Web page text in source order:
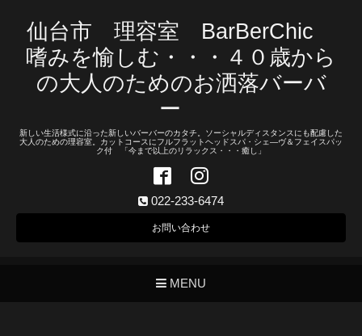
仙台市 理容室 BarBerChic
嗜みを愉しむ・・・４０歳から
の大人のためのお洒落バーバ
ー
新しい生活様式に沿った新しいバーバーのカタチ。ソーシャルディスタンスにも配慮した
大人のための理容室。カットコースにフルフラットヘッドスパ・シェ―ヴ＆フェイスパッ
ク付 「今まで以上のリラックス・・・癒し」
022-233-6474
お問い合わせ
MENU